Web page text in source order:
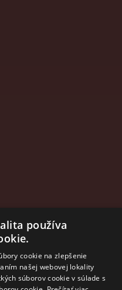
používa
cookie na zlepšenie
našej webovej lokality
súborov cookie v súlade s